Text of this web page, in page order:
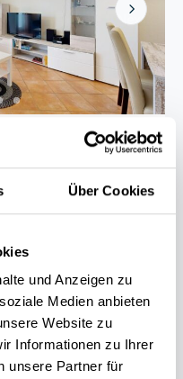
Über Cookies
und Anzeigen zu
Medien anbieten
Website zu
Informationen zu Ihrer
unsere Partner für
Next
Entdecken